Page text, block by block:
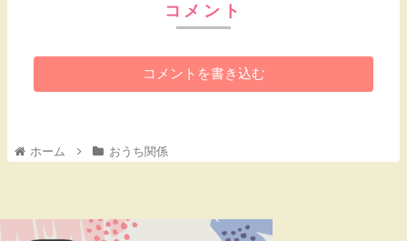
コメント
コメントを書き込む
ホーム おうち関係